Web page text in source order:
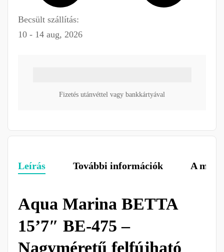
Becsült szállítás:
10 - 14 aug, 2026
Fizetés utánvéttel vagy bankkártyával
Leírás További információk A
Aqua Marina BETTA
15’7″ BE-475 –
Nagyméretű felfújható